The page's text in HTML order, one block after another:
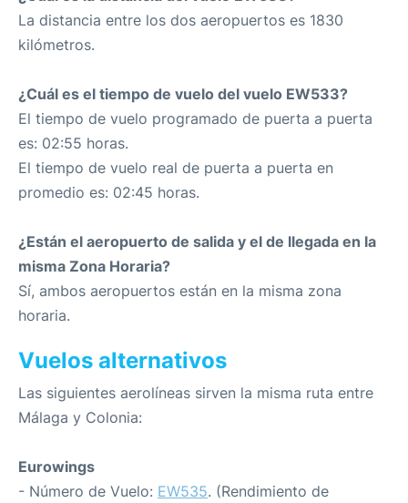
La distancia entre los dos aeropuertos es 1830
kilómetros.
¿Cuál es el tiempo de vuelo del vuelo EW533?
El tiempo de vuelo programado de puerta a puerta
es: 02:55 horas.
El tiempo de vuelo real de puerta a puerta en
promedio es: 02:45 horas.
¿Están el aeropuerto de salida y el de llegada en la
misma Zona Horaria?
Sí, ambos aeropuertos están en la misma zona
horaria.
Vuelos alternativos
Las siguientes aerolíneas sirven la misma ruta entre
Málaga y Colonia:
Eurowings
- Número de Vuelo: EW535. (Rendimiento de